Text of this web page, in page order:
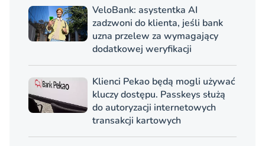
VeloBank: asystentka AI
zadzwoni do klienta, jeśli bank
uzna przelew za wymagający
dodatkowej weryfikacji
Klienci Pekao będą mogli używać
kluczy dostępu. Passkeys służą
do autoryzacji internetowych
transakcji kartowych